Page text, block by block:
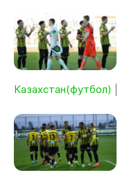
Казахстан(футбол)